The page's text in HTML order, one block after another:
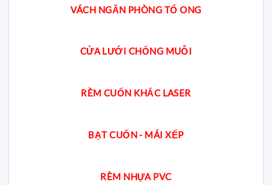
VÁCH NGĂN PHÒNG TỔ ONG
CỬA LƯỚI CHỐNG MUỖI
RÈM CUỐN KHẮC LASER
BẠT CUỐN - MÁI XẾP
RÈM NHỰA PVC